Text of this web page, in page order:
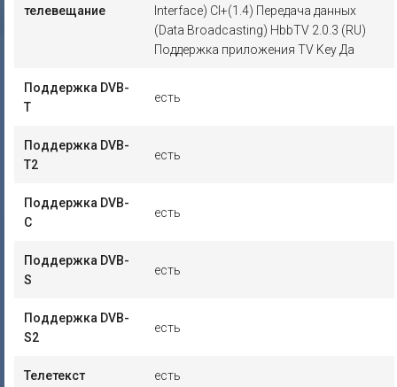
телевещание
Interface) CI+(1.4) Передача данных
(Data Broadcasting) HbbTV 2.0.3 (RU)
Поддержка приложения TV Key Да
Поддержка DVB-
T
есть
Поддержка DVB-
T2
есть
Поддержка DVB-
C
есть
Поддержка DVB-
S
есть
Поддержка DVB-
S2
есть
Телетекст есть